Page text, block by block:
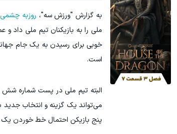
به گزارش "ورزش سه"، روزبه چشمی
ملی را به بازیکنان تیم ملی داد و
خوبی برای رسیدن به یک جام جهانی
است.
البته تیم ملی در پست شماره شش
می‌تواند یک گزینه و انتخاب جدید
پنج بازیکن احتمال خط خوردن یک